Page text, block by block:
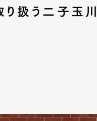
扱う二子玉川